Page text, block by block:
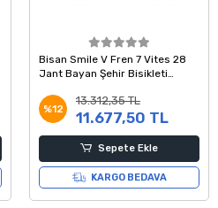
Bisan Smile V Fren 7 Vites 28
Jant Bayan Şehir Bisikleti
%12
13.312,35 TL
11.677,50 TL
Sepete Ekle
KARGO BEDAVA